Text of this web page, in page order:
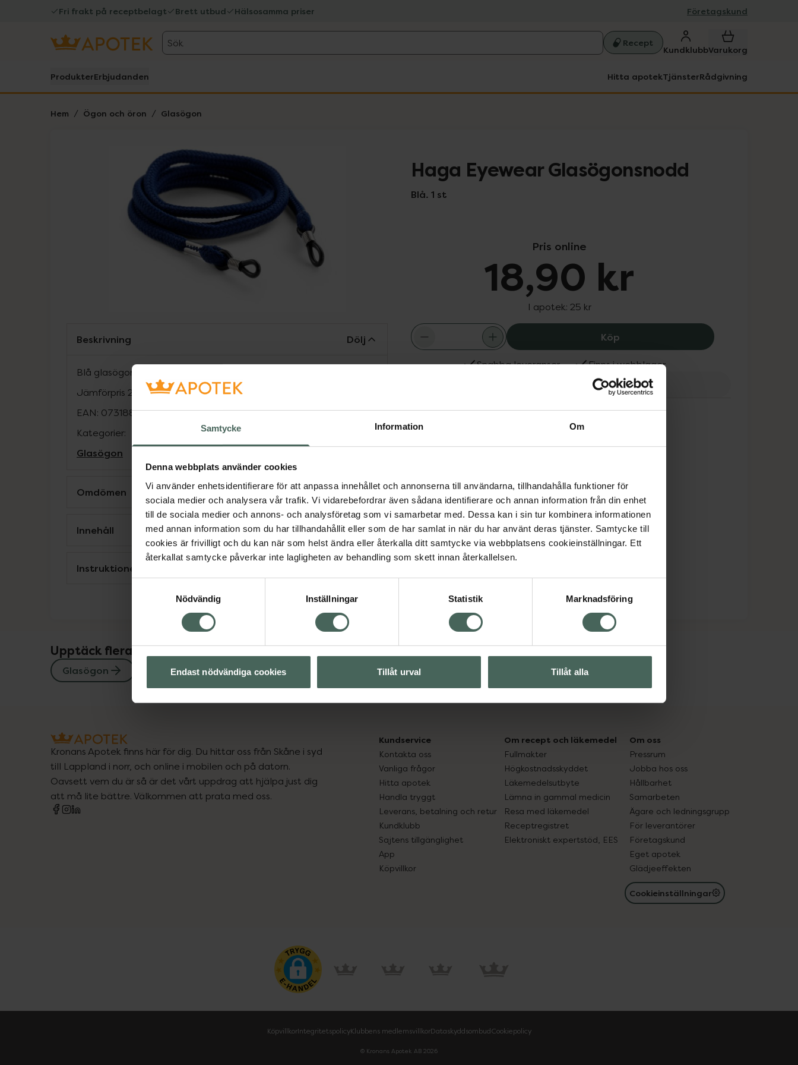
Samtycke Information Om
Denna webbplats använder cookies
Vi använder enhetsidentifierare för att anpassa innehållet och annonserna till användarna, tillhandahålla funktioner för
sociala medier och analysera vår trafik. Vi vidarebefordrar även sådana identifierare och annan information från din enhet
till de sociala medier och annons- och analysföretag som vi samarbetar med. Dessa kan i sin tur kombinera informationen
med annan information som du har tillhandahållit eller som de har samlat in när du har använt deras tjänster. Samtycke till
cookies är frivilligt och du kan när som helst ändra eller återkalla ditt samtycke via webbplatsens cookieinställningar. Ett
återkallat samtycke påverkar inte lagligheten av behandling som skett innan återkallelsen.
Nödvändig
Inställningar Statistik Marknadsföring
Endast nödvändiga cookies Tillåt urval Tillåt alla
Fri frakt på receptbelagt Brett utbud Hälsosamma priser Företagskund
Sök Recept
KundklubbVarukorg
ProdukterErbjudanden Hitta apotekTjänsterRådgivning
Hem Ögon och öron Glasögon
Lista: . Innehåller 1 objekt. Haga Eyewear Glasögonsnodd
Blå. 1 st
Pris online
18,90 kr
I apotek: 25 kr
Köp Haga Eyewear Glasögonsnodd, 18.9
Snabba leveranser Finns i webblager
Beskrivning Dölj
Blå glasögonsnodd i textil att fästa glasögon i.
Jämförpris 25 kr /st
EAN: 07318836202400
Kategorier:
Glasögon
Omdömen Visa
Innehåll Visa
Instruktioner
Upptäck flera produkter inom
Glasögon
Kronans Apotek finns här för dig. Du hittar oss från Skåne i syd
till Lappland i norr, och online i mobilen och på datorn.
Oavsett vem du är så är det vårt uppdrag att hjälpa just dig
att må lite bättre. Välkommen att prata med oss.
Kundservice
Kontakta oss
Vanliga frågor
Hitta apotek
Handla tryggt
Leverans, betalning och retur
Kundklubb
Sajtens tillgänglighet
App
Köpvillkor
Om recept och läkemedel
Fullmakter
Högkostnadsskyddet
Läkemedelsutbyte
Lämna in gammal medicin
Resa med läkemedel
Receptregistret
Elektroniskt expertstöd, EES
Om oss
Pressrum
Jobba hos oss
Hållbarhet
Samarbeten
Ägare och ledningsgrupp
För leverantörer
Företagskund
Eget apotek
Glädjeeffekten
Cookieinställningar
KöpvillkorIntegritetspolicyKlubbens medlemsvillkorDataskyddsombudCookiepolicy
© Kronans Apotek AB 2026